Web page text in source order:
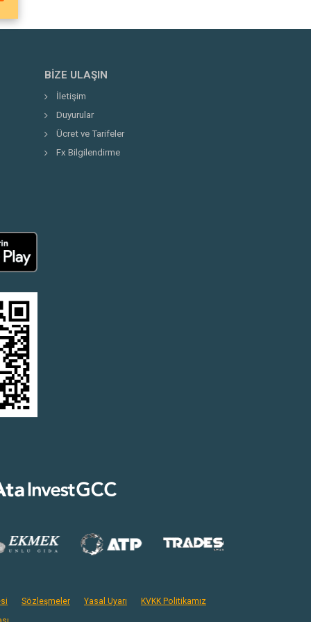
BIZE ULAŞIN
İletişim
Duyurular
Ücret ve Tarifeler
Fx Bilgilendirme
Sözleşmeler Yasal Uyarı
KVKK Politikamız